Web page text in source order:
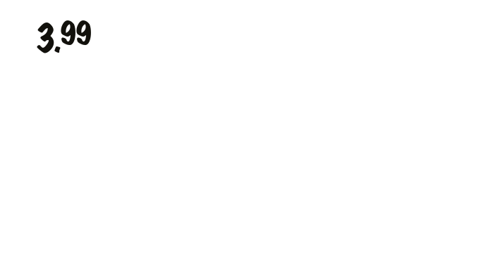
3.99